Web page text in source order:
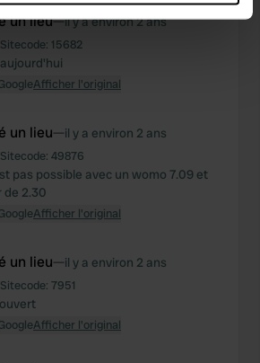
to within several meters
by actively scanning it for
(fingerprinting)
how your personal data is processed
content and ads, to
features and to analyse our traffic.
about your use of our site with
and analytics partners who
un lieu—il y a environ 2 ans
Sitecode: 15682
Afficher l'original
un lieu—il y a environ 2 ans
Sitecode: 49876
pas possible avec un womo 7.09 et
de 2.30
Afficher l'original
un lieu—il y a environ 2 ans
Sitecode: 7951
Afficher l'original